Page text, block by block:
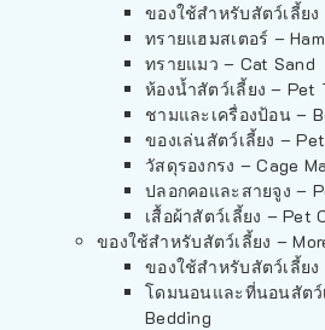
ของใช้สำหรับสัตว์เลี้ยง
ทรายแฮมสเตอร์ –
ทรายแมว – Cat Sand
ห้องน้ำสัตว์เลี้ยง – Pet
ชามและเครื่องป้อน –
ของเล่นสัตว์เลี้ยง –
วัสดุรองกรง – Cage
ปลอกคอและสายจูง –
เสื้อผ้าสัตว์เลี้ยง – Pet
ของใช้สำหรับสัตว์เลี้ยง –
ของใช้สำหรับสัตว์เลี้ยง
โดมนอนและที่นอนสัตว์
Bedding